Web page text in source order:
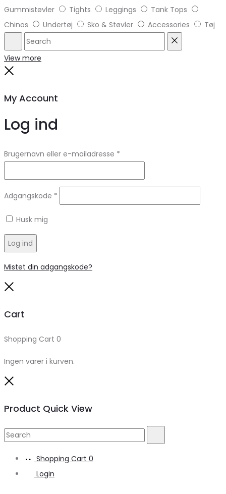
Gummistøvler
Tights Leggings
Tank Tops
Chinos
Undertøj Sko & Støvler Accessories Tøj
Search
View more
My Account
Log ind
Brugernavn eller e-mailadresse *
Adgangskode *
Husk mig
Log ind
Mistet din adgangskode?
Cart
Shopping Cart 0
Ingen varer i kurven.
Product Quick View
Search
Shopping Cart 0
Login